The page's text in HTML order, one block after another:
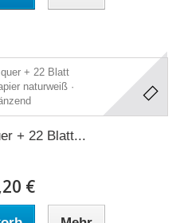
+ 22 Blatt...
€